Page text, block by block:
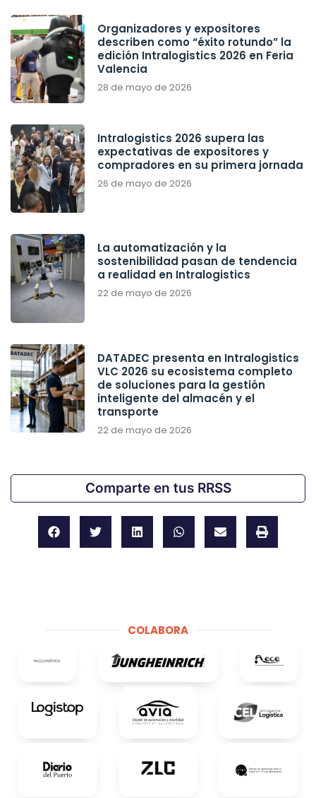
Organizadores y expositores
describen como “éxito rotundo” la
edición Intralogistics 2026 en Feria
Valencia
28 de mayo de 2026
Intralogistics 2026 supera las
expectativas de expositores y
compradores en su primera jornada
26 de mayo de 2026
La automatización y la
sostenibilidad pasan de tendencia
a realidad en Intralogistics
22 de mayo de 2026
DATADEC presenta en Intralogistics
VLC 2026 su ecosistema completo
de soluciones para la gestión
inteligente del almacén y el
transporte
22 de mayo de 2026
Comparte en tus RRSS
COLABORA